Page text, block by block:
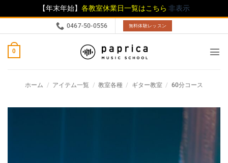
【年末年始】 各教室休業日一覧はこちら 非表示
0467-50-0556 無料体験レッスン
0
ホーム / アイテム一覧 / 教室各種 / ギター教室 / 60分コース